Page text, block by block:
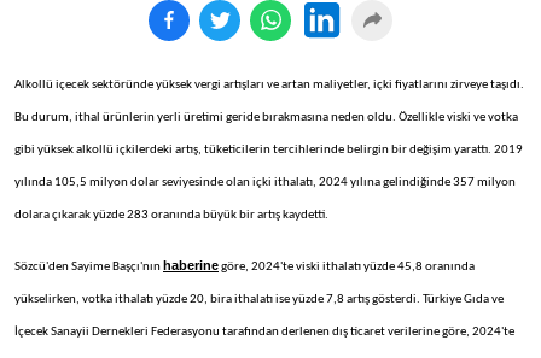
Alkollü içecek sektöründe yüksek vergi artışları ve artan maliyetler, içki fiyatlarını zirveye taşıdı.
Bu durum, ithal ürünlerin yerli üretimi geride bırakmasına neden oldu. Özellikle viski ve votka
gibi yüksek alkollü içkilerdeki artış, tüketicilerin tercihlerinde belirgin bir değişim yarattı. 2019
yılında 105,5 milyon dolar seviyesinde olan içki ithalatı, 2024 yılına gelindiğinde 357 milyon
dolara çıkarak yüzde 283 oranında büyük bir artış kaydetti.
Sözcü'den Sayime Başçı'nınhaberinegöre, 2024'te viski ithalatı yüzde 45,8 oranında
yükselirken, votka ithalatı yüzde 20, bira ithalatı ise yüzde 7,8 artış gösterdi. Türkiye Gıda ve
İçecek Sanayii Dernekleri Federasyonu tarafından derlenen dış ticaret verilerine göre, 2024'te